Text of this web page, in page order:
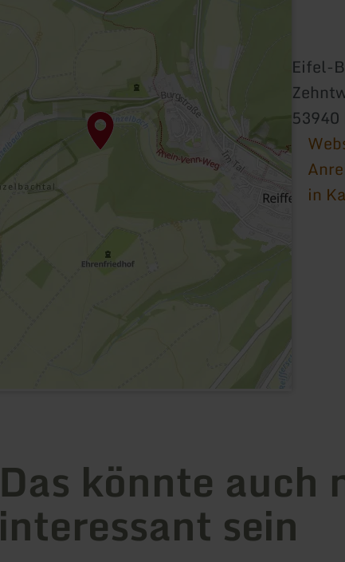
Eifel-
in
Das könnte auch
interessant sein